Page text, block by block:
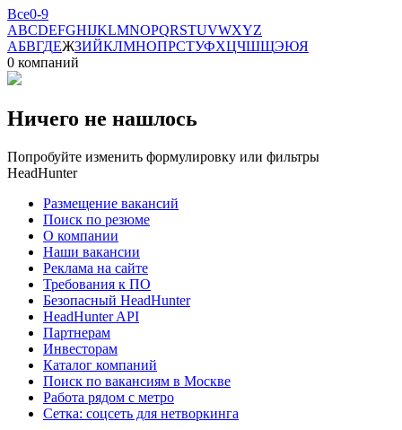
Все0-9
ABCDEFGHIJKLMNOPQRSTUVWXYZ
АБВГДЕЖЗИЙКЛМНОПРСТУФХЦЧШЩЭЮЯ
0 компаний
Ничего не нашлось
Попробуйте изменить формулировку или фильтры
HeadHunter
Размещение вакансий
Поиск по резюме
О компании
Наши вакансии
Реклама на сайте
Требования к ПО
Безопасный HeadHunter
HeadHunter API
Партнерам
Инвесторам
Каталог компаний
Поиск по вакансиям в Москве
Работа рядом с метро
Сетка: соцсеть для нетворкинга